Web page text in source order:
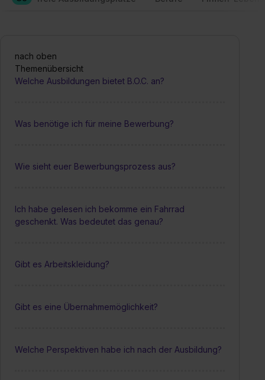
nach oben
Themenübersicht
Welche Ausbildungen bietet B.O.C. an?
Was benötige ich für meine Bewerbung?
Wie sieht euer Bewerbungsprozess aus?
Ich habe gelesen ich bekomme ein Fahrrad
geschenkt. Was bedeutet das genau?
Gibt es Arbeitskleidung?
Gibt es eine Übernahmemöglichkeit?
Welche Perspektiven habe ich nach der Ausbildung?